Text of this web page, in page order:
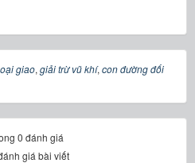
giao, giải trừ vũ khí, con đường đối
0 đánh giá
giá bài viết